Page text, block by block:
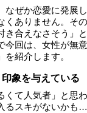
なぜか恋愛に発展
くありません。そ
き合えなさそう」
今回は、女性が無
を紹介します。
象を与えている
くて人気者」と思
るスキがないかも